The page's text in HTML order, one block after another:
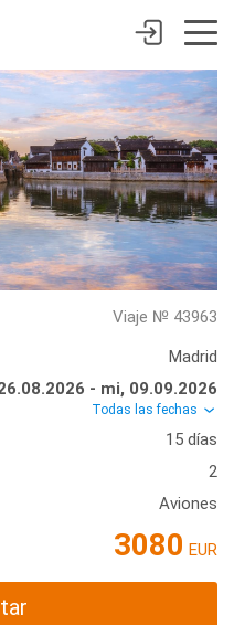
Viaje № 43963
Madrid
- mi, 09.09.2026
Todas las fechas
15 días
2
Aviones
3080 EUR